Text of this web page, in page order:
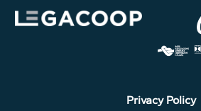
Privacy Policy